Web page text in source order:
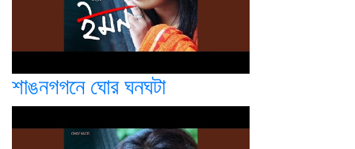
শাঙনগগনে ঘোর ঘনঘটা